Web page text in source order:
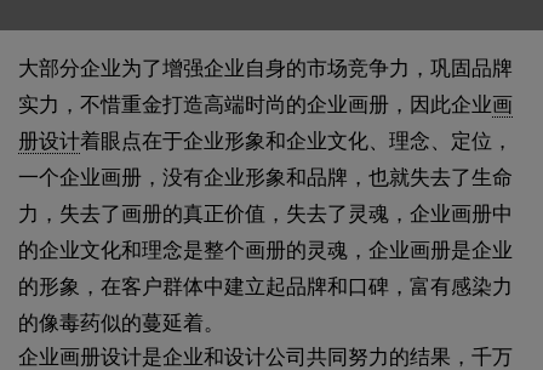
大部分企业为了增强企业自身的市场竞争力，巩固品牌
实力，不惜重金打造高端时尚的企业画册，因此企业画
册设计着眼点在于企业形象和企业文化、理念、定位，
一个企业画册，没有企业形象和品牌，也就失去了生命
力，失去了画册的真正价值，失去了灵魂，企业画册中
的企业文化和理念是整个画册的灵魂，企业画册是企业
的形象，在客户群体中建立起品牌和口碑，富有感染力
的像毒药似的蔓延着。
企业画册设计是企业和设计公司共同努力的结果，千万